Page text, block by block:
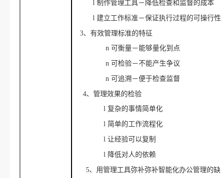
l制作管理工具－降低检查和监督的成本
l 建立工作标准－保证执行过程的可操行性
3、有效管理标准的特征
n 可衡量－能够量化到点
n 可检验－不能产生争议
n 可追溯－便于检查监督
4、管理效果的检验
l复杂的事情简单化
l简单的工作流程化
l让经验可以复制
l 降低对人的依赖
5、用管理工具弥补弥补智能化办公管理的